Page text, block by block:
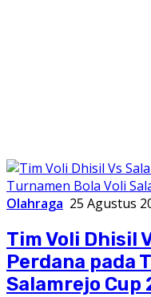
Olahraga 25 Agustus
Tim Voli Dhisil
Perdana pada
Salamrejo Cup